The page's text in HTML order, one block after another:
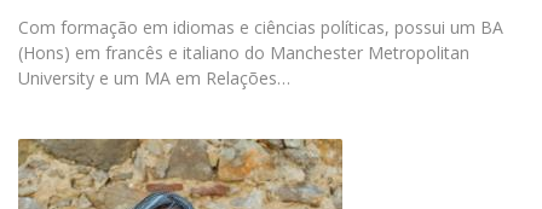
Com formação em idiomas e ciências políticas, possui um BA
(Hons) em francês e italiano do Manchester Metropolitan
University e um MA em Relações…